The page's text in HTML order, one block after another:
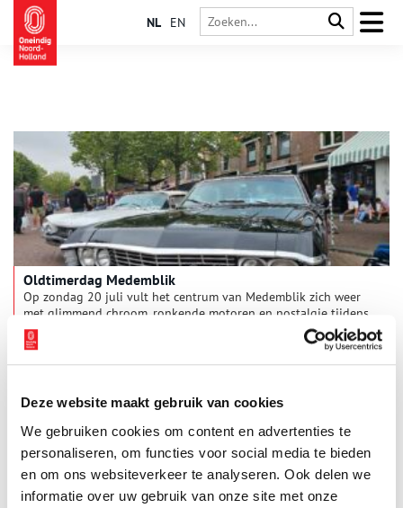
Deze website maakt gebruik van cookies
We gebruiken cookies om content en advertenties te
personaliseren, om functies voor social media te bieden
en om ons websiteverkeer te analyseren. Ook delen we
informatie over uw gebruik van onze site met onze
NL EN
Oldtimerdag Medemblik
Op zondag 20 juli vult het centrum van Medemblik zich weer
met glimmend chroom, ronkende motoren en nostalgie tijdens
de jaarlijkse Oldtimerdag. Vanuit het hele land trekken
liefhebbers met hun klassieke voertuigen naar het historische
stadje aan het IJsselmeer.